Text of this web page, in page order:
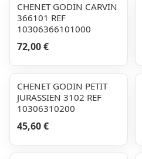
CHENET GODIN CARVIN
366101 REF
10306366101000
72,00 €
CHENET GODIN PETIT
JURASSIEN 3102 REF
10306310200
45,60 €